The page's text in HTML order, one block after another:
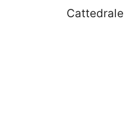
Cattedrale